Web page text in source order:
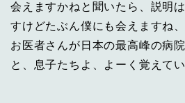
会えますかねと聞いたら、説明
すけどたぶん僕にも会えますね
お医者さんが日本の最高峰の病
と、息子たちよ、よーく覚えて